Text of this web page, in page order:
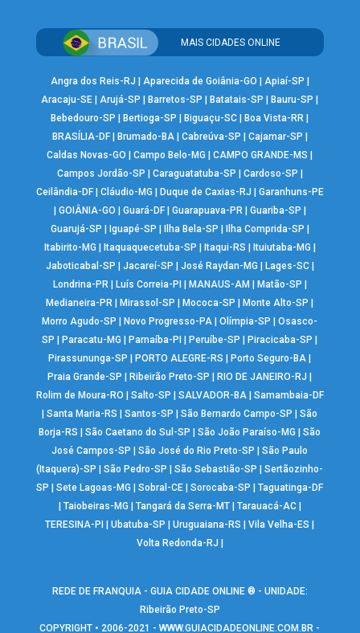
MAIS CIDADES ONLINE
Angra dos Reis-RJ Aparecida de Goiânia-GO Apiaí-SP
Aracaju-SE |Arujá-SP Barretos-SP Batatais-SP Bauru-SP
Bebedouro-SP
Bertioga-SP Biguaçu-SC Boa Vista-RR
BRASÍLIA-DF| Brumado-BA| Cabreúva-SP Cajamar-SP
Caldas Novas-GO
|Campo Belo-MG |CAMPO GRANDE-MS
Campos Jordão-SP
Caraguatatuba-SP Cardoso-SP
Ceilândia-DF| Cláudio-MG Duque de Caxias-RJ
Garanhuns-PE
GOIÂNIA-GO Guará-DF| Guarapuava-PR| Guariba-SP
Guarujá-SP
Iguapé-SP Ilha Bela-SP Ilha Comprida-SP
Itabirito-MG
Itaquaquecetuba-SP Itaqui-RS Ituiutaba-MG
Jaboticabal-SP
Jacareí-SP José Raydan-MG Lages-SC|
Londrina-PR| Luís Correia-PI MANAUS-AM Matão-SP
Medianeira-PR
Mirassol-SP Mococa-SP Monte Alto-SP
Morro Agudo-SP
Novo Progresso-PA |Olímpia-SP |Osasco-
SP
Paracatu-MG Parnaíba-PI Peruíbe-SP Piracicaba-SP
Pirassununga-SP
PORTO ALEGRE-RS Porto Seguro-BA
Praia Grande-SP
Ribeirão Preto-SP RIO DE JANEIRO-RJ
Rolim de Moura-RO
Salto-SP SALVADOR-BA| Samambaia-DF
|Santa Maria-RS |Santos-SP |São Bernardo Campo-SP |São
Borja-RS
|São Caetano do Sul-SP |São João Paraíso-MG |São
José Campos-SP
|São José do Rio Preto-SP |São Paulo
(Itaquera)-SP
|São Pedro-SP |São Sebastião-SP |Sertãozinho-
SP
|Sete Lagoas-MG |Sobral-CE |Sorocaba-SP |Taguatinga-DF
Taiobeiras-MG Tangará da Serra-MT| Tarauacá-AC|
TERESINA-PI
|Ubatuba-SP |Uruguaiana-RS |Vila Velha-ES
Volta Redonda-RJ
REDE DE FRANQUIA - GUIA CIDADE ONLINE ® - UNIDADE:
Ribeirão Preto-SP
COPYRIGHT • 2006-2021 -WWW.GUIACIDADEONLINE.COM.BR -